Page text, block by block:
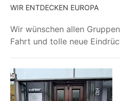
WIR ENTDECKEN EUROPA
Wir wün­schen allen
Fahrt und tol­le neue